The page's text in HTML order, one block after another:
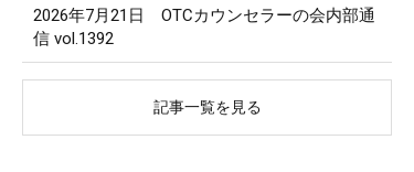
2026年7月21日 OTCカウンセラーの会内部通
信 vol.1392
記事一覧を見る